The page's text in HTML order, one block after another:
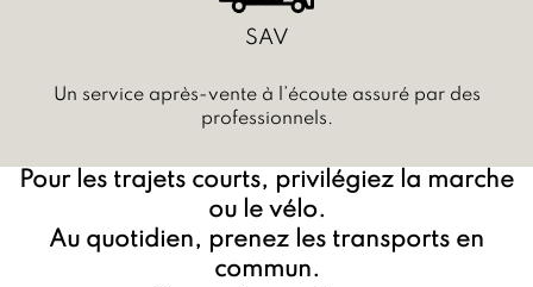
SAV
Un service après-vente à l’écoute assuré par des
professionnels.
Pour les trajets courts, privilégiez la marche
ou le vélo.
Au quotidien, prenez les transports en
commun.